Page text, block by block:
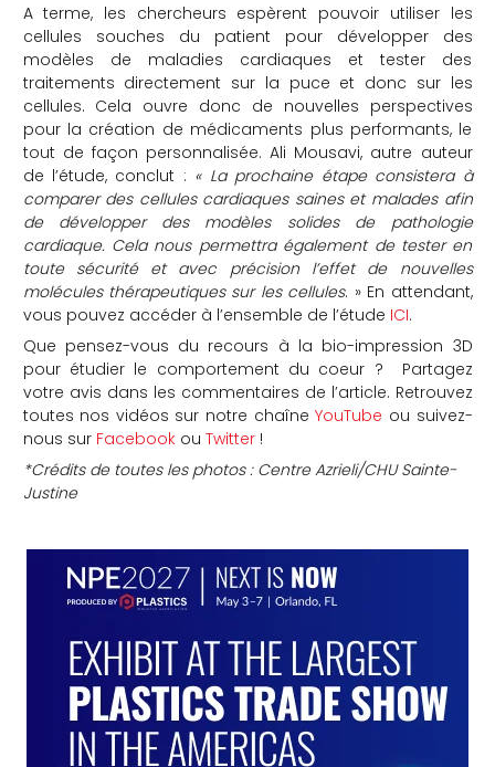
A terme, les chercheurs espèrent pouvoir utiliser les
cellules souches du patient pour développer des
modèles de maladies cardiaques et tester des
traitements directement sur la puce et donc sur les
cellules. Cela ouvre donc de nouvelles perspectives
pour la création de médicaments plus performants, le
tout de façon personnalisée. Ali Mousavi, autre auteur
de l’étude, conclut : « La prochaine étape consistera à
comparer des cellules cardiaques saines et malades afin
de développer des modèles solides de pathologie
cardiaque. Cela nous permettra également de tester en
toute sécurité et avec précision l’effet de nouvelles
molécules thérapeutiques sur les cellules. » En attendant,
vous pouvez accéder à l’ensemble de l’étude ICI.
Que pensez-vous du recours à la bio-impression 3D
pour étudier le comportement du coeur ? Partagez
votre avis dans les commentaires de l’article. Retrouvez
toutes nos vidéos sur notre chaîneYouTube ou suivez-
nous sur Facebookou Twitter!
*Crédits de toutes les photos : Centre Azrieli/CHU Sainte-
Justine